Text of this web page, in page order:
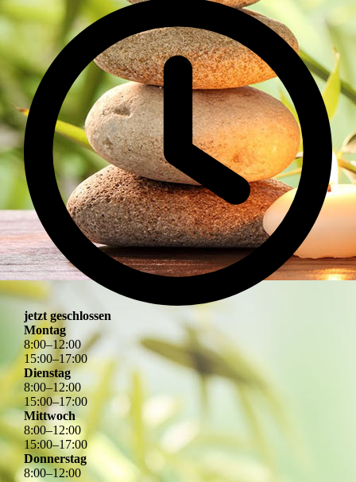
jetzt geschlossen
Montag
8:00–12:00
15:00–17:00
Dienstag
8:00–12:00
15:00–17:00
Mittwoch
8:00–12:00
15:00–17:00
Donnerstag
8:00–12:00